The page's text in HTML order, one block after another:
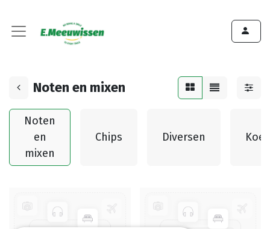
Noten en mixen
Noten
en
mixen
Chips Diversen